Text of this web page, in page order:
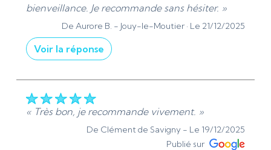
bienveillance. Je recommande sans hésiter. »
De Aurore B. - Jouy-le-Moutier · Le 21/12/2025
Voir la réponse
client(e)s. Je suis ravis d'avoir eu l'opportunité de
travailler chez vous. Au plaisir de vous conseiller
ou de vous aider si besoin. »
De ADS Sanitaire 95 - Le 21/12/2025
« Très bon, je recommande vivement. »
De Clément de Savigny - Le 19/12/2025
Publié sur